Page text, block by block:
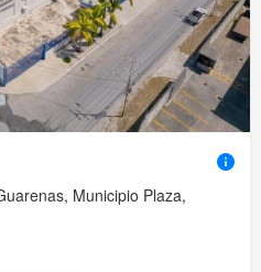
Municipio Plaza,